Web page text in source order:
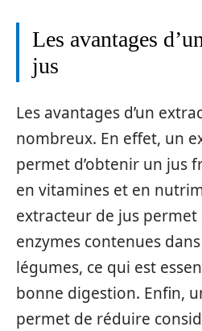
Les avantages
jus
Les avantages d’un
nombreux. En effet, un
permet d’obtenir un jus
en vitamines et en
extracteur de jus permet
enzymes contenues
légumes, ce qui est
bonne digestion. Enfin,
permet de réduire